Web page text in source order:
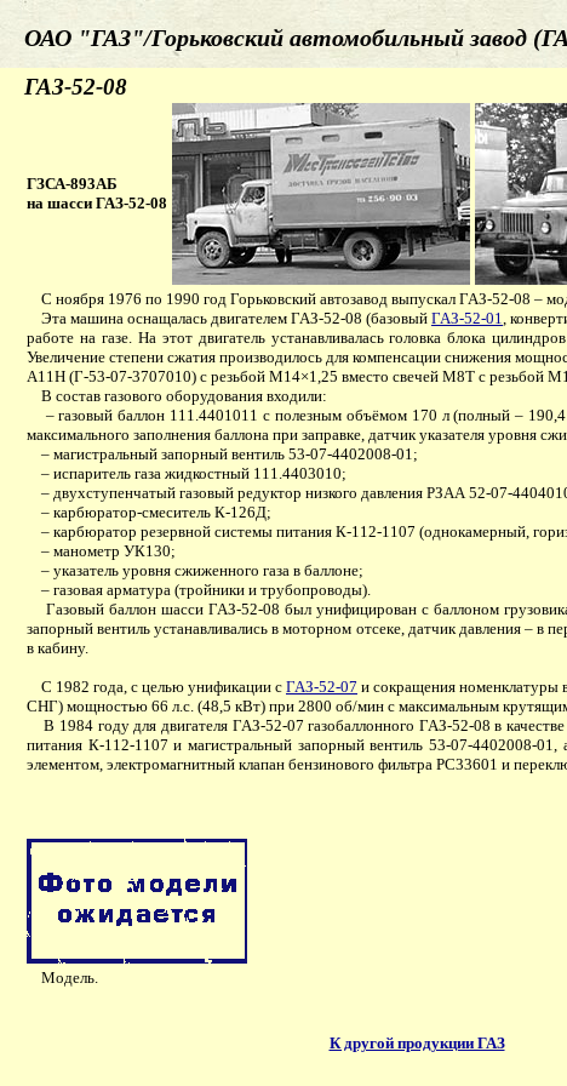
ОАО "ГАЗ"/Горьковский автомобильный завод
ГАЗ-52-08
ГЗСА-893АБ
на шасси ГАЗ-52-08
С ноября 1976 по 1990 год Горьковский автозавод выпускал ГАЗ-52-08 –
Эта машина оснащалась двигателем ГАЗ-52-08 (базовый ГАЗ-52-01,
работе на газе. На этот двигатель устанавливалась головка блока
Увеличение степени сжатия производилось для компенсации снижения
А11Н (Г-53-07-3707010) с резьбой М14×1,25 вместо свечей М8Т с резьбой
В состав газового оборудования входили:
– газовый баллон 111.4401011 с полезным объёмом 170 л (полный – 190,4
максимального заполнения баллона при заправке, датчик указателя уровня
– магистральный запорный вентиль 53-07-4402008-01;
– испаритель газа жидкостный 111.4403010;
– двухступенчатый газовый редуктор низкого давления РЗАА 52-07-
– карбюратор-смеситель К-126Д;
– карбюратор резервной системы питания К-112-1107 (однокамерный,
– манометр УК130;
– указатель уровня сжиженного газа в баллоне;
– газовая арматура (тройники и трубопроводы).
Газовый баллон шасси ГАЗ-52-08 был унифицирован с баллоном
запорный вентиль устанавливались в моторном отсеке, датчик давления – в
в кабину.
С 1982 года, с целью унификации с ГАЗ-52-07 и сокращения номенклатуры
СНГ) мощностью 66 л.с. (48,5 кВт) при 2800 об/мин с максимальным
В 1984 году для двигателя ГАЗ-52-07 газобаллонного ГАЗ-52-08 в
питания К-112-1107 и магистральный запорный вентиль 53-07-4402008-
элементом, электромагнитный клапан бензинового фильтра РС33601 и
Модель.
К другой продукции ГАЗ